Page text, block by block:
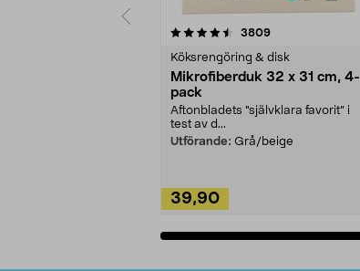
3809recensioner
Köksrengöring & disk
Mikrofiberduk 32 x 31 cm, 4-
pack
Aftonbladets "självklara favorit” i
test av d...
Utförande: Grå/beige
39,90
4.0av 5 stjärnor